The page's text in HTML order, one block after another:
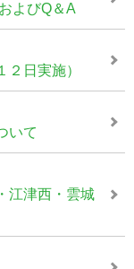
よびQ＆A
日実施）
いて
江津西・雲城